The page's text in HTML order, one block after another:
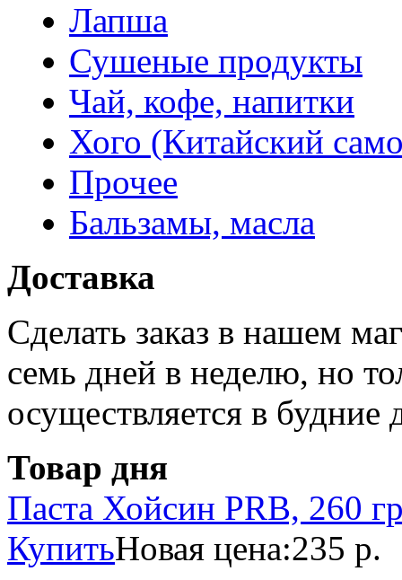
Лапша
Сушеные продукты
Чай, кофе, напитки
Хого (Китайский
Прочее
Бальзамы, масла
Доставка
Сделать заказ в нашем
семь дней в неделю, но
осуществляется в будние
Товар дня
Паста Хойсин PRB, 260
КупитьНовая цена:235 р.